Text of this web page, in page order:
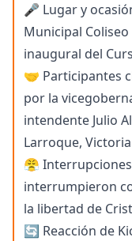
🎤 Lugar y
Municipal Coliseo
inaugural del
🤝 Participantes
por la
intendente Julio
Larroque,
😤
interrumpieron
la libertad de
🔄 Reacción de